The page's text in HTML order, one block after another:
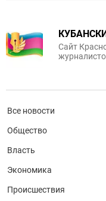
Сайт
Все новости
Общество
Власть
Экономика
Происшествия